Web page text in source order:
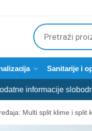
Products
search
Sanitarije i
informacije slobodno nas
Multi split klime i split